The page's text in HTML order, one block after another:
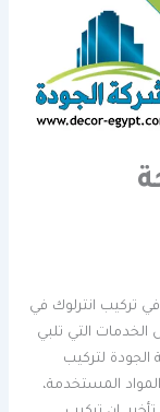
تركيب انترلوك في
الخدمات التي تلبي
لتركيب
المستخدمة،